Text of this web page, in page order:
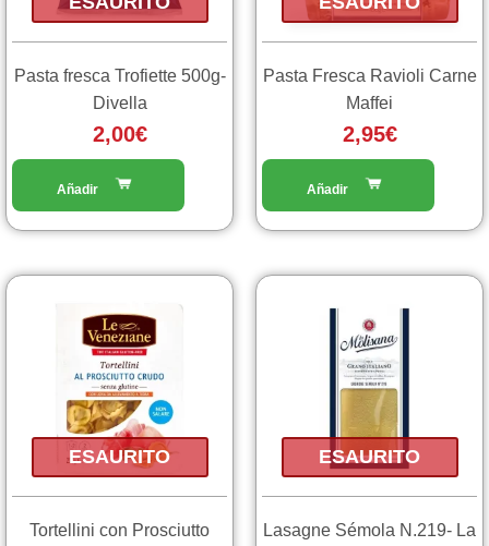
Pasta fresca Trofiette 500g-
Divella
2,00€
Pasta Fresca Ravioli Carne
Maffei
2,95€
ESAURITO
Tortellini con Prosciutto
ESAURITO
Lasagne Sémola N.219- La